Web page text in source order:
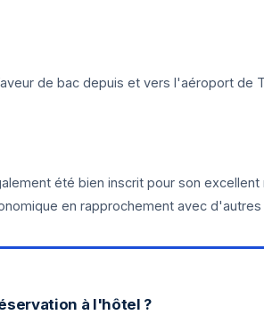
de bac depuis et vers l'aéroport de
été bien inscrit pour son
en rapprochement avec
à l'hôtel ?